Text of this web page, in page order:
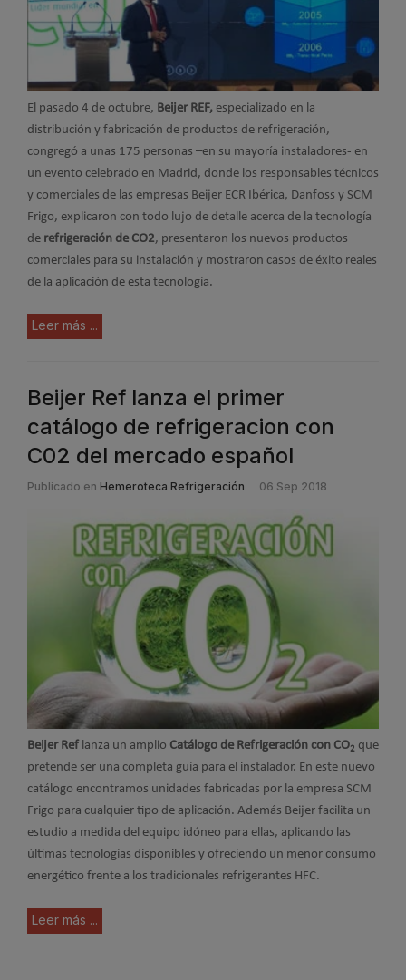
El pasado 4 de octubre, Beijer REF, especializado en la
distribución y fabricación de productos de refrigeración,
congregó a unas 175 personas –en su mayoría instaladores- en
un evento celebrado en Madrid, donde los responsables técnicos
y comerciales de las empresas Beijer ECR Ibérica, Danfoss y SCM
Frigo, explicaron con todo lujo de detalle acerca de la tecnología
de refrigeración de CO2, presentaron los nuevos productos
comerciales para su instalación y mostraron casos de éxito reales
de la aplicación de esta tecnología.
Leer más ...
Beijer Ref lanza el primer
catálogo de refrigeracion con
C02 del mercado español
Publicado en Hemeroteca Refrigeración 06 Sep 2018
Beijer Ref lanza un amplio Catálogo de Refrigeración con CO2 que
pretende ser una completa guía para el instalador. En este nuevo
catálogo encontramos unidades fabricadas por la empresa SCM
Frigo para cualquier tipo de aplicación. Además Beijer facilita un
estudio a medida del equipo idóneo para ellas, aplicando las
últimas tecnologías disponibles y ofreciendo un menor consumo
energético frente a los tradicionales refrigerantes HFC.
Leer más ...